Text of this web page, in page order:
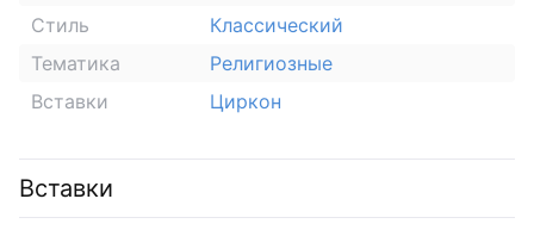
Стиль
Классический
Тематика
Религиозные
Вставки
Циркон
Вставки